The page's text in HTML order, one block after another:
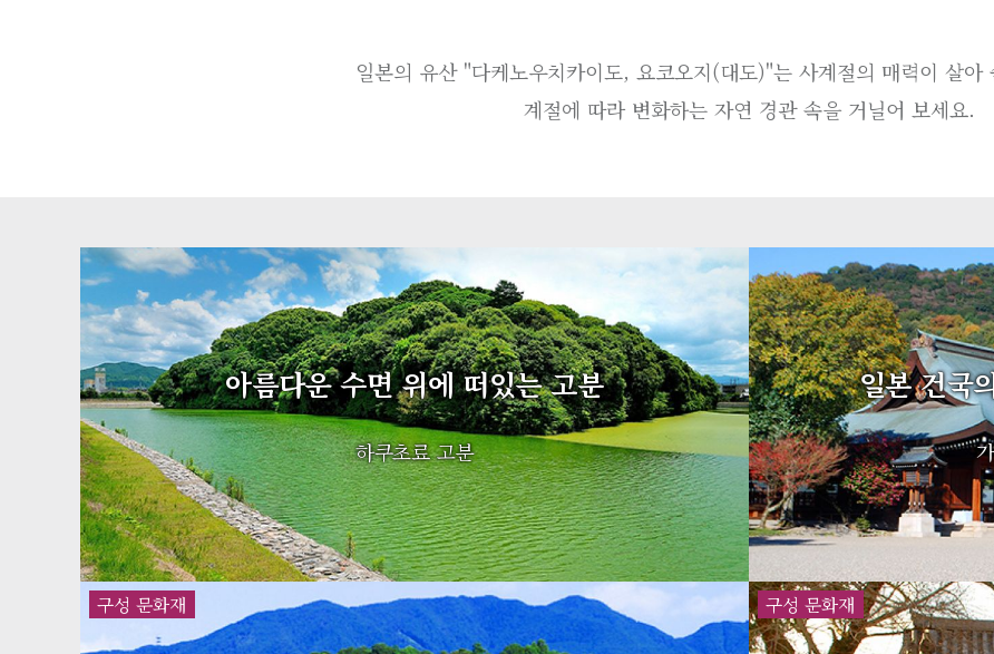
일본의 유산 "다케노우치카이도, 요코오지(대도)"는 사계절의 매력이 살아
계절에 따라 변화하는 자연 경관 속을 거닐어 보세요.
아름다운 수면 위에 떠있는 고분
하쿠초료 고분
일본 건국
구성 문화재 구성 문화재